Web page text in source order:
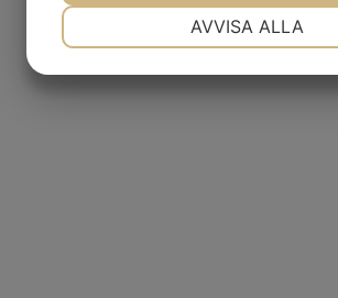
AVVISA ALLA